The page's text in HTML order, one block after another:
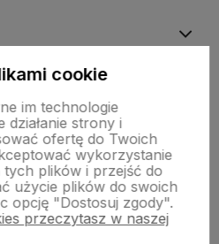
cookie
im technologie
działanie strony i
ofertę do Twoich
wykorzystanie
plików i przejść do
użycie plików do swoich
opcję "Dostosuj zgody".
przeczytasz w naszej